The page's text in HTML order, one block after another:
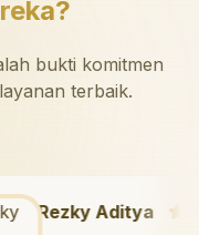
bukti komitmen
terbaik.
Rezky Aditya